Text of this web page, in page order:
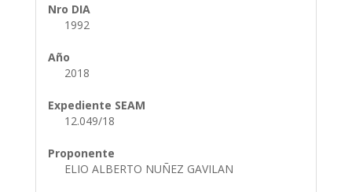
Nro DIA
1992
Año
2018
Expediente SEAM
12.049/18
Proponente
ELIO ALBERTO NUÑEZ GAVILAN